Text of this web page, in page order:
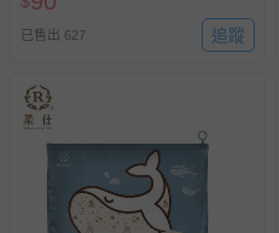
已售出 627 追蹤